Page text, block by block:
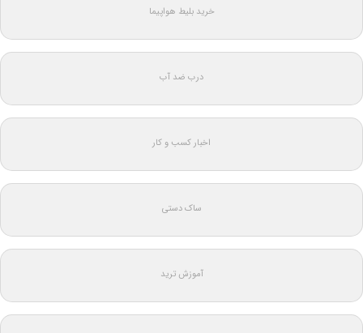
خرید بلیط هواپیما
درب ضد آب
اخبار کسب و کار
ساک دستی
آموزش ترید